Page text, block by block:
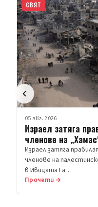
СВЯТ
05 авг. 2026
Израел затяга
членове на
Израел затяга
членове на
в Ивицата Га…
Прочети →